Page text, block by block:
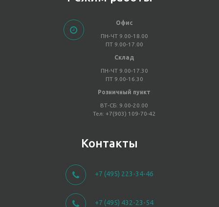
Офис
ПН-ЧТ 9.00-18.00
ПТ 9.00-17.00
Склад
ПН-ЧТ 9.00-17.30
ПТ 9.00-16.30
Розничный пункт
ВТ-СБ: 9.00-20.00
Тел: +7(903) 109-70-42
Контакты
+7 (495) 223-34-46
+7 (495) 432-23-54